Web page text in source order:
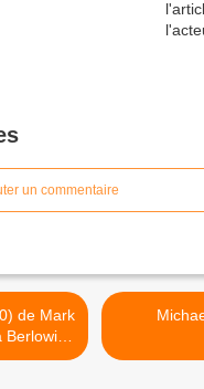
un commentaire